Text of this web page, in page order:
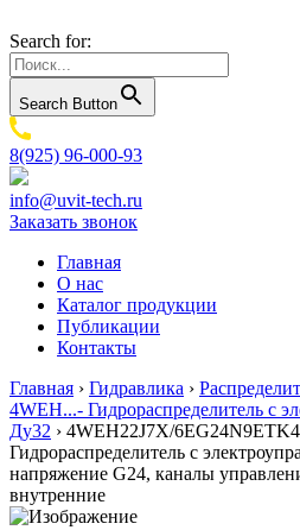
Search for:
Search Button
8(925) 96-000-93
info@uvit-tech.ru
Заказать звонок
Главная
О нас
Каталог продукции
Публикации
Контакты
Главная › Гидравлика ›
4WEH...- Гидрораспределитель с
Ду32 › 4WEH22J7X/
Гидрораспределитель с
напряжение G24, каналы
внутренние